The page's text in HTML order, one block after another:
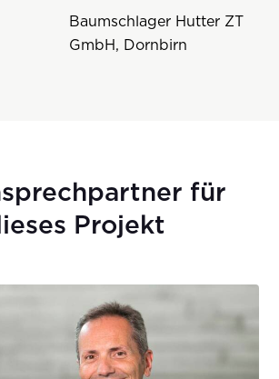
Baumschlager Hutter ZT
GmbH, Dornbirn
für
Projekt